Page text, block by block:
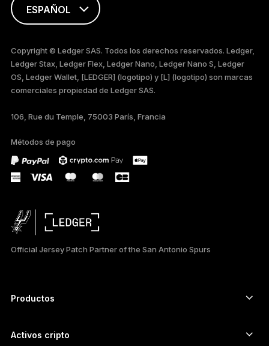
ESPAÑOL
FRANÇAIS
TÜRKÇE
DEUTSCH
PORTUGUÊS
РУССКИЙ
日本語
Copyright © Ledger SAS. Todos los derechos reservados. Ledger,
Ledger Stax, Ledger Flex, Ledger Nano, Ledger Nano S, Ledger
OS, Ledger Wallet, [LEDGER] (logotipo) y [L] (logotipo) son marcas
comerciales propiedad de Ledger SAS.
106, Rue du Temple, 75003 París, Francia
Métodos de pago
Official Jersey Patch Partner of the San Antonio Spurs
Productos
Hardware Wallet
Activos cripto